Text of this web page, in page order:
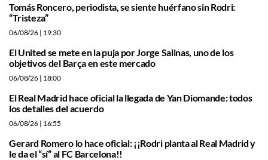
Tomás Roncero, periodista, se siente huérfano sin Rodri:
“Tristeza”
06/08/26 | 19:30
El United se mete en la puja por Jorge Salinas, uno de los
objetivos del Barça en este mercado
06/08/26 | 18:00
El Real Madrid hace oficial la llegada de Yan Diomande: todos
los detalles del acuerdo
06/08/26 | 16:55
Gerard Romero lo hace oficial: ¡¡Rodri planta al Real Madrid y
le da el “sí” al FC Barcelona!!